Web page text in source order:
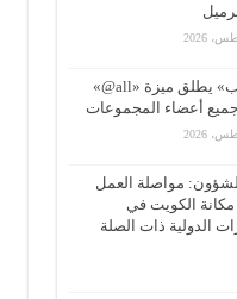
«واتساب» يطلق ميزة «all@»
جميع أعضاء المجموعات
مواصلة العمل
مكانة الكويت في
الدولية ذات الصلة